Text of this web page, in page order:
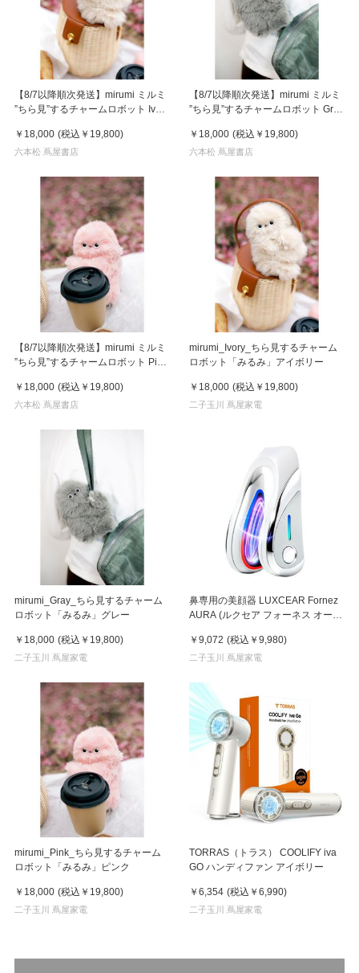
【8/7以降順次発送】mirumi ミルミ
”ちら見”するチャームロボット Ivory
￥18,000 (税込 ￥19,800)
六本松 蔦屋書店
【8/7以降順次発送】mirumi ミルミ
”ちら見”するチャームロボット Gray
￥18,000 (税込 ￥19,800)
六本松 蔦屋書店
【8/7以降順次発送】mirumi ミルミ
”ちら見”するチャームロボット Pink
￥18,000 (税込 ￥19,800)
六本松 蔦屋書店
mirumi_Ivory_ちら見するチャーム
ロボット「みるみ」アイボリー
￥18,000 (税込 ￥19,800)
二子玉川 蔦屋家電
mirumi_Gray_ちら見するチャーム
ロボット「みるみ」グレー
￥18,000 (税込 ￥19,800)
二子玉川 蔦屋家電
鼻専用の美顔器 LUXCEAR Fornez
AURA (ルクセア フォーネス オー
￥9,072 (税込 ￥9,980)
二子玉川 蔦屋家電
mirumi_Pink_ちら見するチャーム
ロボット「みるみ」ピンク
￥18,000 (税込 ￥19,800)
二子玉川 蔦屋家電
TORRAS（トラス） COOLIFY iva
GO ハンディファン アイボリー
￥6,354 (税込 ￥6,990)
二子玉川 蔦屋家電